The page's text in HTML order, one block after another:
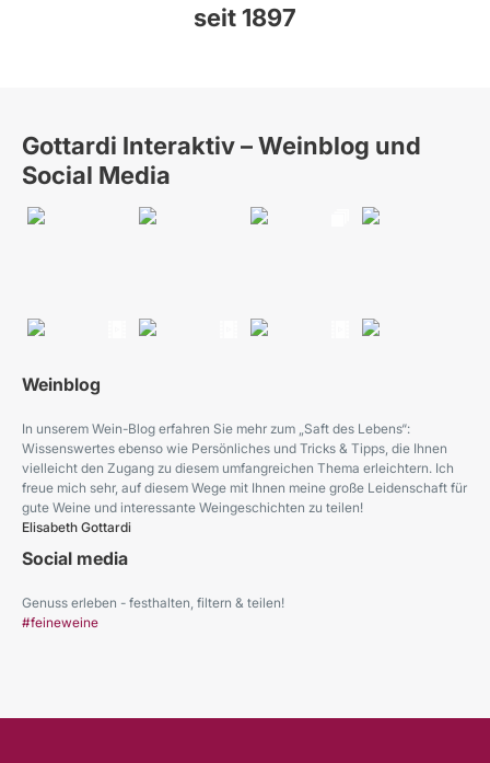
seit 1897
Gottardi Interaktiv – Weinblog und
Social Media
Weinblog
In unserem Wein-Blog erfahren Sie mehr zum „Saft des Lebens“:
Wissenswertes ebenso wie Persönliches und Tricks & Tipps, die Ihnen
vielleicht den Zugang zu diesem umfangreichen Thema erleichtern. Ich
freue mich sehr, auf diesem Wege mit Ihnen meine große Leidenschaft für
gute Weine und interessante Weingeschichten zu teilen!
Elisabeth Gottardi
Social media
Genuss erleben - festhalten, filtern & teilen!
#feineweine